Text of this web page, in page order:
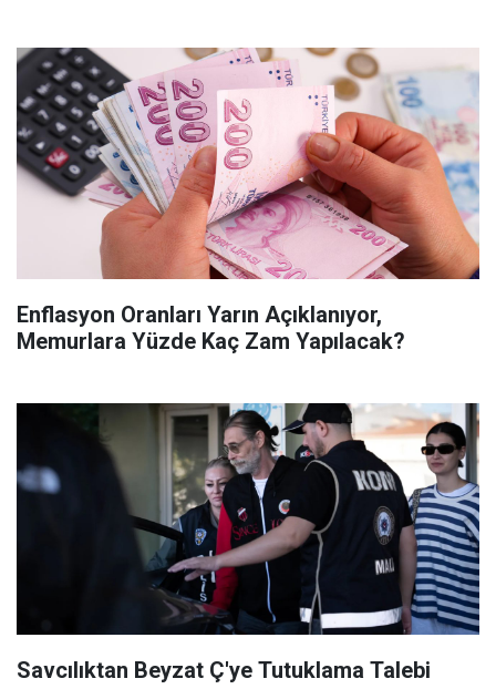
Enflasyon Oranları Yarın Açıklanıyor,
Memurlara Yüzde Kaç Zam Yapılacak?
Savcılıktan Beyzat Ç'ye Tutuklama Talebi